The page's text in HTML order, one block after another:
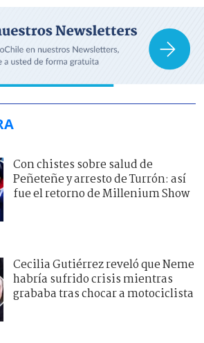
Con chistes sobre salud de
Peñeteñe y arresto de Turrón: así
fue el retorno de Millenium Show
Cecilia Gutiérrez reveló que Neme
habría sufrido crisis mientras
grababa tras chocar a motociclista